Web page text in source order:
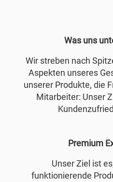
Was uns
Wir streben nach
Aspekten unseres
unserer Produkte, die
Mitarbeiter: Unser
Premium
Unser Ziel ist
funktionierende